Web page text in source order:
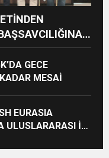
GECE
MESAİ
EURASIA
ULUSLARARASI İŞ